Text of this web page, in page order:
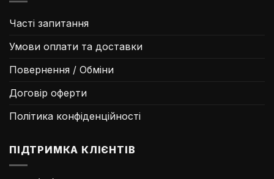
Часті запитання
Умови оплати та доставки
Повернення / Обміни
Договір оферти
Політика конфіденційності
ПІДТРИМКА КЛІЄНТІВ